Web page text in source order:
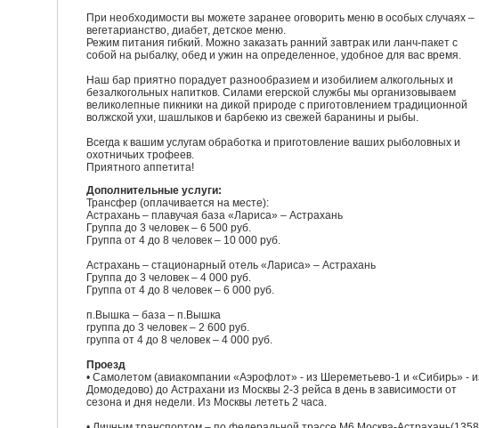
При необходимости вы можете заранее оговорить меню в особых случаях –
вегетарианство, диабет, детское меню.
Режим питания гибкий. Можно заказать ранний завтрак или ланч-пакет с
собой на рыбалку, обед и ужин на определенное, удобное для вас время.
Наш бар приятно порадует разнообразием и изобилием алкогольных и
безалкогольных напитков. Силами егерской службы мы организовываем
великолепные пикники на дикой природе с приготовлением традиционной
волжской ухи, шашлыков и барбекю из свежей баранины и рыбы.
Всегда к вашим услугам обработка и приготовление ваших рыболовных и
охотничьих трофеев.
Приятного аппетита!
Дополнительные услуги:
Трансфер (оплачивается на месте):
Астрахань – плавучая база «Лариса» – Астрахань
Группа до 3 человек – 6 500 руб.
Группа от 4 до 8 человек – 10 000 руб.
Астрахань – стационарный отель «Лариса» – Астрахань
Группа до 3 человек – 4 000 руб.
Группа от 4 до 8 человек – 6 000 руб.
п.Вышка – база – п.Вышка
группа до 3 человек – 2 600 руб.
группа от 4 до 8 человек – 4 000 руб.
Проезд
• Cамолетом (авиакомпании «Аэрофлот» - из Шереметьево-1 и «Сибирь» -
Домодедово) до Астрахани из Москвы 2-3 рейса в день в зависимости от
сезона и дня недели. Из Москвы лететь 2 часа.